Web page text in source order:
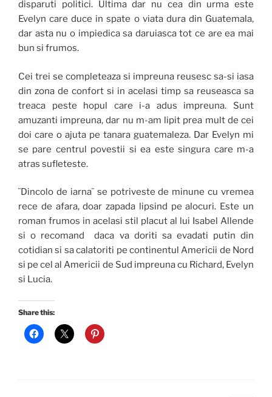
disparuti politici. Ultima dar nu cea din urma este
Evelyn care duce in spate o viata dura din Guatemala,
dar asta nu o impiedica sa daruiasca tot ce are ea mai
bun si frumos.
Cei trei se completeaza si impreuna reusesc sa-si iasa
din zona de confort si in acelasi timp sa reuseasca sa
treaca peste hopul care i-a adus impreuna. Sunt
amuzanti impreuna, dar nu m-am lipit prea mult de cei
doi care o ajuta pe tanara guatemaleza. Dar Evelyn mi
se pare centrul povestii si ea este singura care m-a
atras sufleteste.
¨Dincolo de iarna¨ se potriveste de minune cu vremea
rece de afara, doar zapada lipsind pe alocuri. Este un
roman frumos in acelasi stil placut al lui Isabel Allende
si o recomand daca va doriti sa evadati putin din
cotidian si sa calatoriti pe continentul Americii de Nord
si pe cel al Americii de Sud impreuna cu Richard, Evelyn
si Lucia.
Share this: